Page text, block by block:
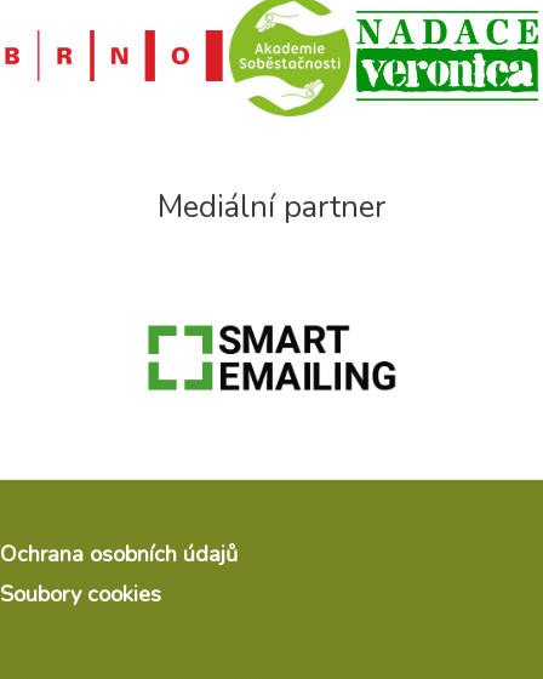
Mediální partner
Ochrana osobních údajů
Soubory cookies